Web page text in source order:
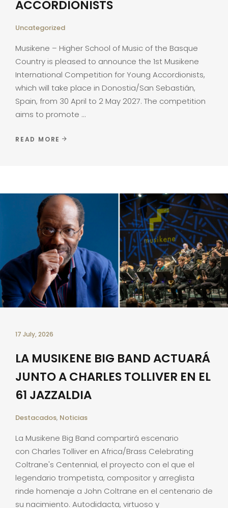
ACCORDIONISTS
Uncategorized
Musikene – Higher School of Music of the Basque
Country is pleased to announce the 1st Musikene
International Competition for Young Accordionists,
which will take place in Donostia/San Sebastián,
Spain, from 30 April to 2 May 2027. The competition
aims to promote
READ MORE
17 July, 2026
LA MUSIKENE BIG BAND ACTUARÁ
JUNTO A CHARLES TOLLIVER EN EL
61 JAZZALDIA
Destacados, Noticias
La Musikene Big Band compartirá escenario
con Charles Tolliver en Africa/Brass Celebrating
Coltrane's Centennial, el proyecto con el que el
legendario trompetista, compositor y arreglista
rinde homenaje a John Coltrane en el centenario de
su nacimiento. Autodidacta, virtuoso y